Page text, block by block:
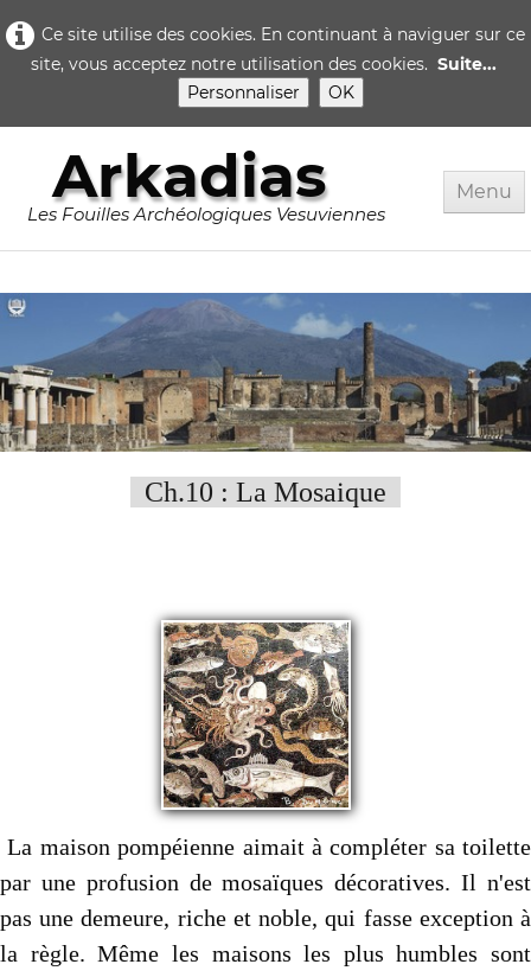
Ce site utilise des cookies. En continuant à naviguer sur ce
site, vous acceptez notre utilisation des cookies. Suite...
Personnaliser
OK
Arkadias
Les Fouilles Archéologiques Vesuviennes
Menu
Rome
Pompei
Herculanum▼
Ch.10 : La Mosaique
La maison pompéienne aimait à compléter sa toilette
par une profusion de mosaïques décoratives. Il n'est
pas une demeure, riche et noble, qui fasse exception à
la règle. Même les maisons les plus humbles sont